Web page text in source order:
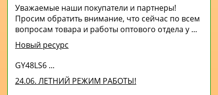
Уважаемые наши покупатели и партнеры!
Просим обратить внимание, что сейчас по всем
вопросам товара и работы оптового отдела у ...
Новый ресурс
GY48LS6 ...
24.06. ЛЕТНИЙ РЕЖИМ РАБОТЫ!